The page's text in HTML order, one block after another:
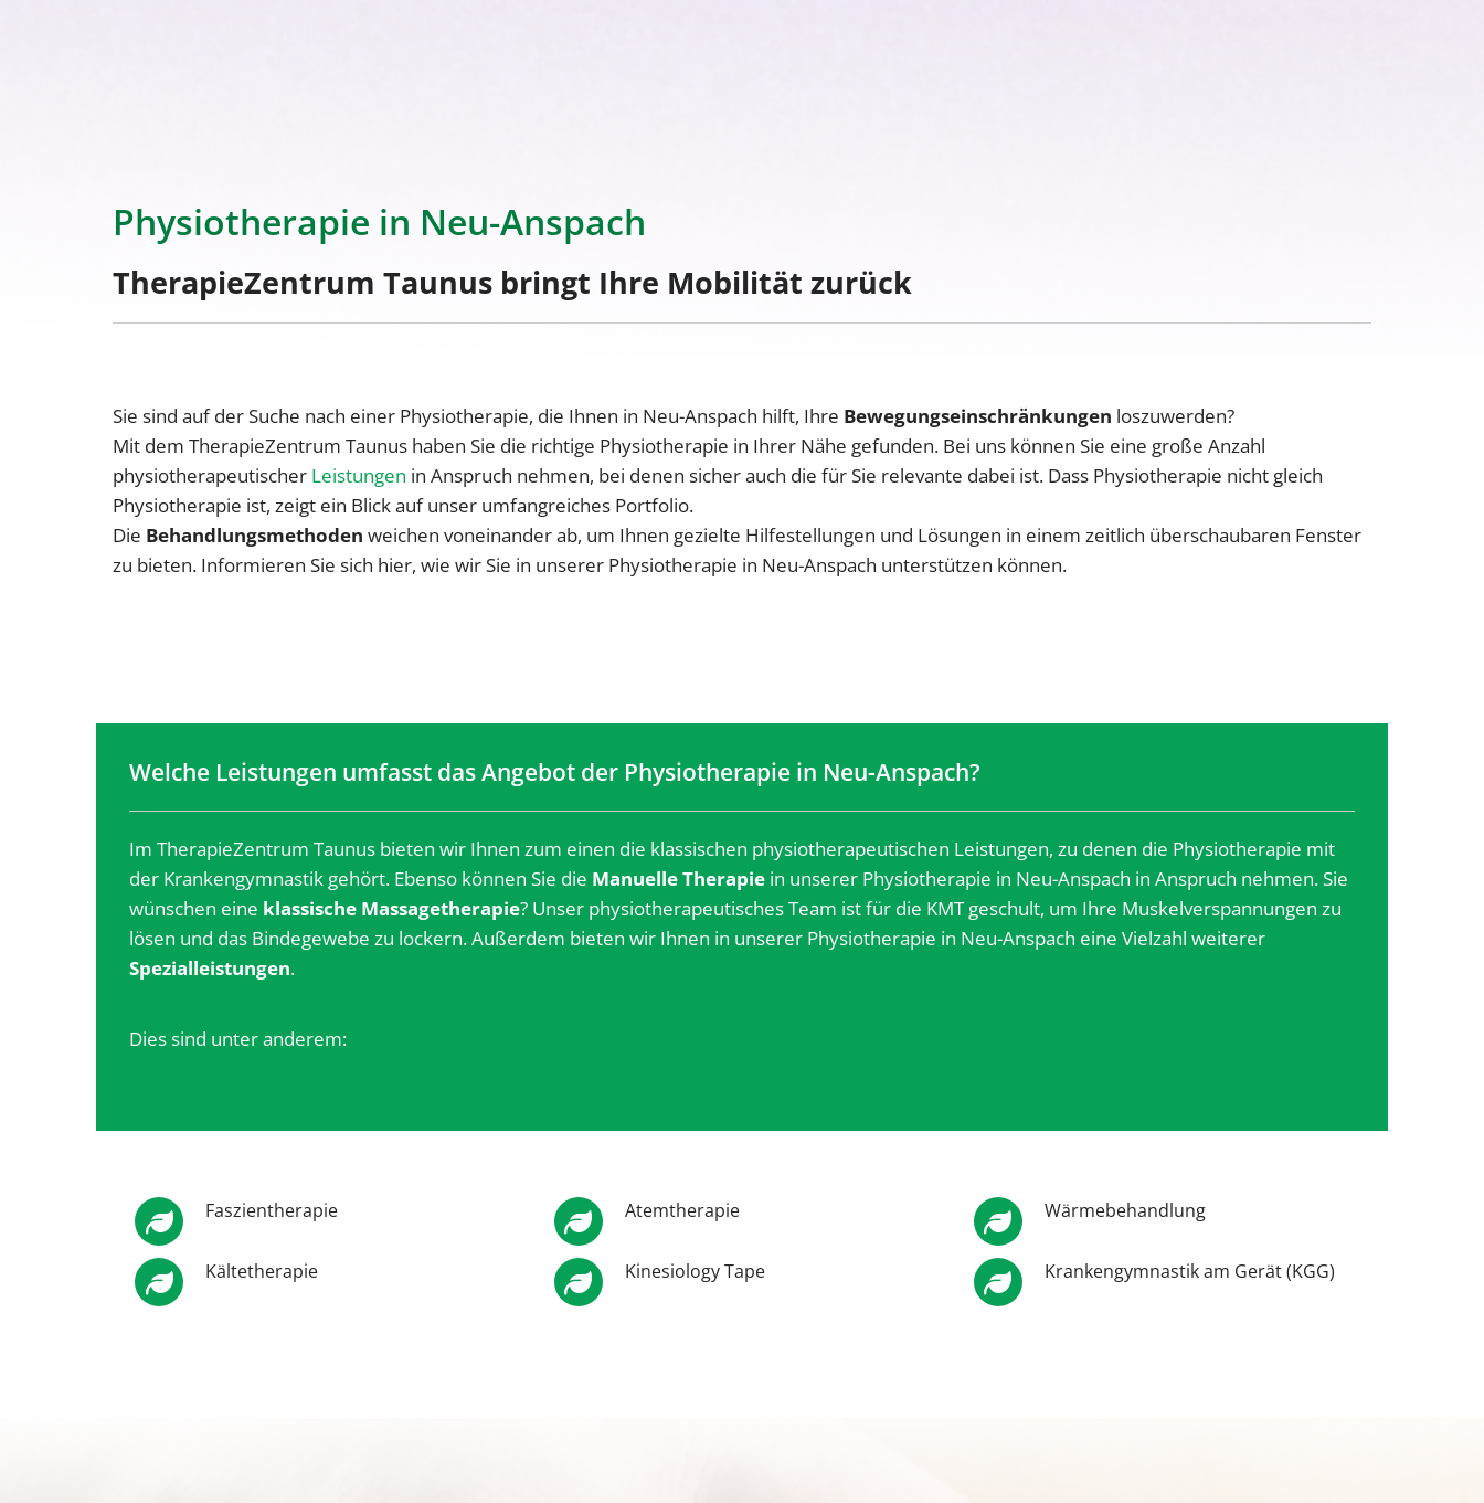
Physiotherapie in Neu-Anspach
TherapieZentrum Taunus bringt Ihre Mobilität zurück
Sie sind auf der Suche nach einer Physiotherapie, die Ihnen in Neu-Anspach hilft, Ihre Bewegungseinschränkungen loszuwerden?
Mit dem TherapieZentrum Taunus haben Sie die richtige Physiotherapie in Ihrer Nähe gefunden. Bei uns können Sie eine große Anzahl
physiotherapeutischer Leistungen in Anspruch nehmen, bei denen sicher auch die für Sie relevante dabei ist. Dass Physiotherapie nicht gleich
Physiotherapie ist, zeigt ein Blick auf unser umfangreiches Portfolio.
Die Behandlungsmethoden weichen voneinander ab, um Ihnen gezielte Hilfestellungen und Lösungen in einem zeitlich überschaubaren Fenster
zu bieten. Informieren Sie sich hier, wie wir Sie in unserer Physiotherapie in Neu-Anspach unterstützen können.
Welche Leistungen umfasst das Angebot der Physiotherapie in Neu-Anspach?
Im TherapieZentrum Taunus bieten wir Ihnen zum einen die klassischen physiotherapeutischen Leistungen, zu denen die Physiotherapie mit
der Krankengymnastik gehört. Ebenso können Sie die Manuelle Therapie in unserer Physiotherapie in Neu-Anspach in Anspruch nehmen. Sie
wünschen eine klassische Massagetherapie? Unser physiotherapeutisches Team ist für die KMT geschult, um Ihre Muskelverspannungen zu
lösen und das Bindegewebe zu lockern. Außerdem bieten wir Ihnen in unserer Physiotherapie in Neu-Anspach eine Vielzahl weiterer
Spezialleistungen.
Dies sind unter anderem:
Faszientherapie Atemtherapie Wärmebehandlung
Kältetherapie Kinesiology Tape Krankengymnastik am Gerät (KGG)